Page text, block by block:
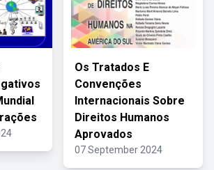
Os Tratados E
Convenções
Internacionais Sobre
Direitos Humanos
Aprovados
07 September 2024